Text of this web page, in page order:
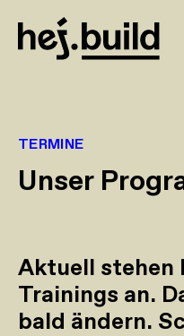
TERMINE
Unser
Aktuell stehen
Trainings an.
bald ändern.